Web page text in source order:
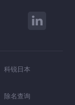
科锐日本
除名查询